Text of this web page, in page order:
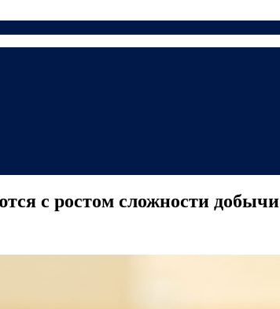
с ростом сложности добычи